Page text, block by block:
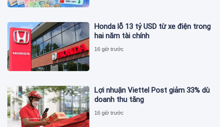
Honda lỗ 13 tỷ USD từ xe điện trong
hai năm tài chính
16 giờ trước
Lợi nhuận Viettel Post giảm 33% dù
doanh thu tăng
16 giờ trước